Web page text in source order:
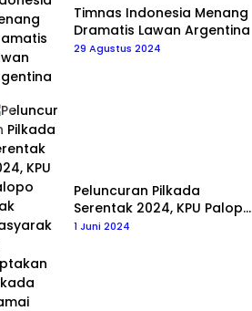
Timnas Indonesia Menang
Dramatis Lawan Argentina
29 Agustus 2024
Peluncuran Pilkada
Serentak 2024, KPU Palopo
Ajak Masyarakat Ciptakan
1 Juni 2024